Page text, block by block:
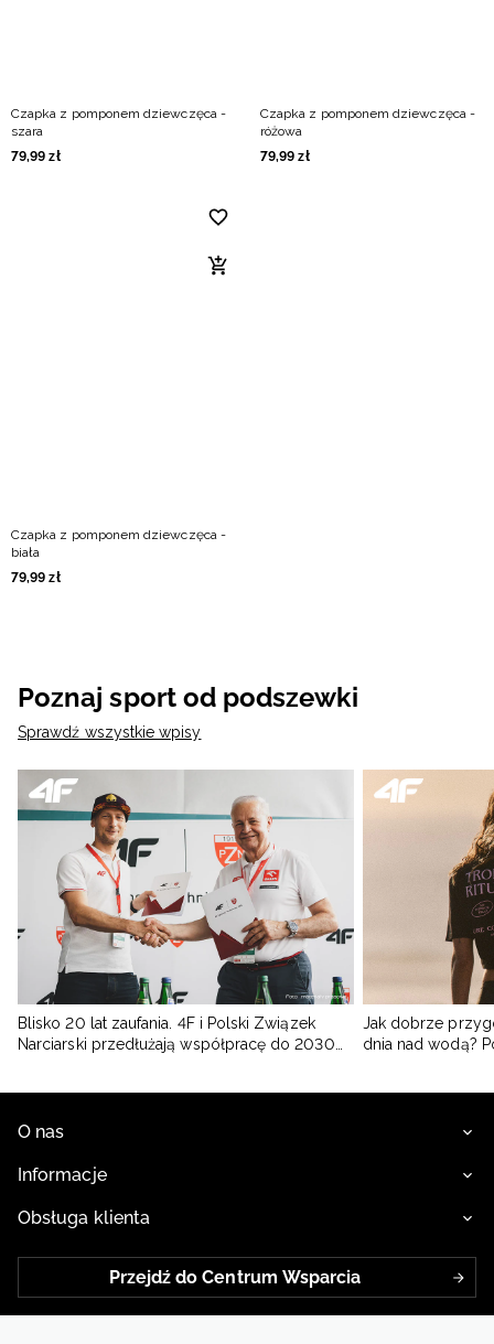
Czapka z pomponem dziewczęca -
szara
79,99 zł
Czapka z pomponem dziewczęca -
różowa
79,99 zł
Czapka z pomponem dziewczęca -
biała
79,99 zł
Poznaj sport od podszewki
Sprawdź wszystkie wpisy
Blisko 20 lat zaufania. 4F i Polski Związek
Narciarski przedłużają współpracę do 2030
Jak dobrze
dnia nad wodą?
O nas
Informacje
Obsługa klienta
Przejdź do Centrum Wsparcia